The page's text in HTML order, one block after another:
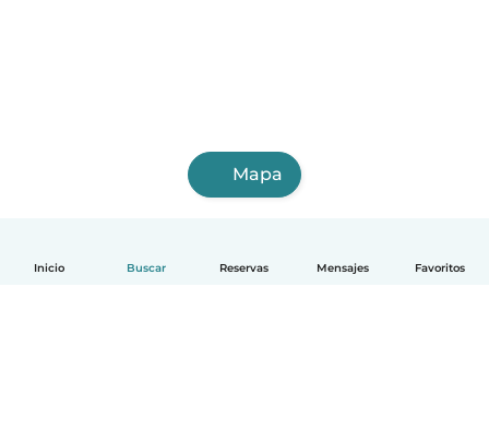
Inicio Buscar Reservas Mensajes Favoritos
Mapa